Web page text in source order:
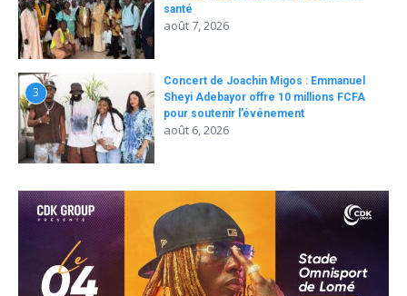
santé
août 7, 2026
3
Concert de Joachin Migos : Emmanuel
Sheyi Adebayor offre 10 millions FCFA
pour soutenir l’événement
août 6, 2026